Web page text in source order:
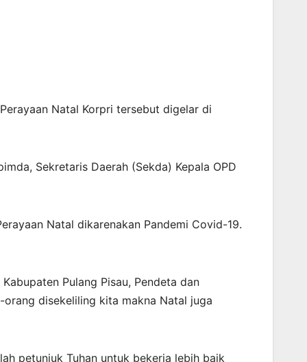
Natal Korpri tersebut digelar di
Sekretaris Daerah (Sekda) Kepala OPD
Natal dikarenakan Pandemi Covid-19.
Pulang Pisau, Pendeta dan
disekeliling kita makna Natal juga
petunjuk Tuhan untuk bekerja lebih baik